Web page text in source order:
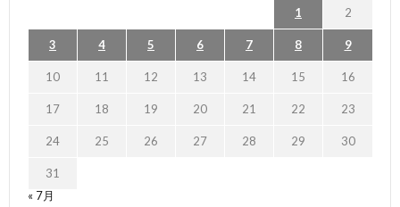
1 2
3 4 5 6 7 8 9
10 11 12 13 14 15 16
17 18 19 20 21 22 23
24 25 26 27 28 29 30
31
« 7月